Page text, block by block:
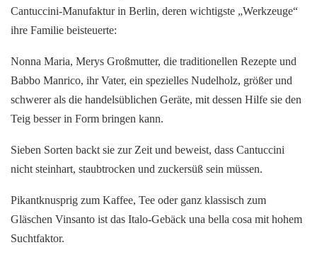
Cantuccini-Manufaktur in Berlin, deren wichtigste „Werkzeuge“
ihre Familie beisteuerte:
Nonna Maria, Merys Großmutter, die traditionellen Rezepte und
Babbo Manrico, ihr Vater, ein spezielles Nudelholz, größer und
schwerer als die handelsüblichen Geräte, mit dessen Hilfe sie den
Teig besser in Form bringen kann.
Sieben Sorten backt sie zur Zeit und beweist, dass Cantuccini
nicht steinhart, staubtrocken und zuckersüß sein müssen.
Pikantknusprig zum Kaffee, Tee oder ganz klassisch zum
Gläschen Vinsanto ist das Italo-Gebäck una bella cosa mit hohem
Suchtfaktor.